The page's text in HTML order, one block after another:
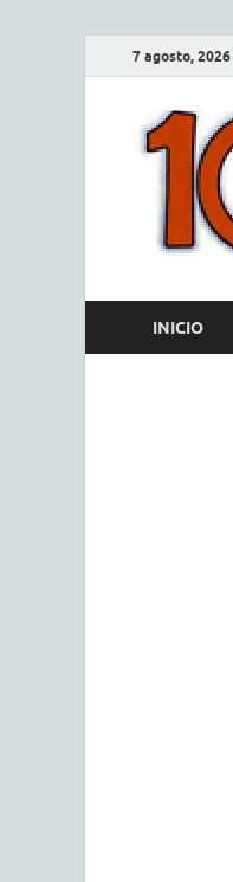
7 agosto, 2026
INICIO